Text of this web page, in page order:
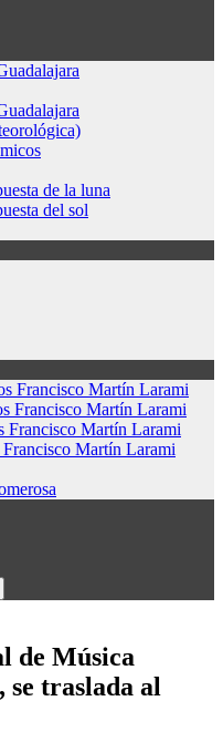
de la luna
del sol
Francisco Martín Larami
Francisco Martín Larami
Francisco Martín Larami
Martín Larami
de Música
se traslada al